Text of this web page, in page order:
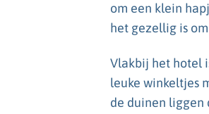
om een klein
het gezellig is
Vlakbij het hotel
leuke winkeltjes
de duinen liggen